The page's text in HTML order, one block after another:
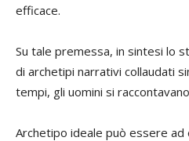
efficace.
Su tale premessa, in sintesi lo
di archetipi narrativi collaudati
tempi, gli uomini si
Archetipo ideale può essere ad